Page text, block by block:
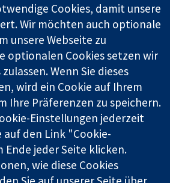
Cochrane
Library
ist eine gemeinützige Organisation
und in Wales als eine Gesellschaft
(Nr. 03044323) registriert.
GB 718 2127 49.
Collaboration
| Haftungsausschluss|
|Cookie-Einstellungen
Cookies, damit unsere
Wir möchten auch optionale
unsere Webseite zu
optionalen Cookies setzen wir
Wenn Sie dieses
wird ein Cookie auf Ihrem
Ihre Präferenzen zu speichern.
Einstellungen jederzeit
auf den Link "Cookie-
Ende jeder Seite klicken.
wie diese Cookies